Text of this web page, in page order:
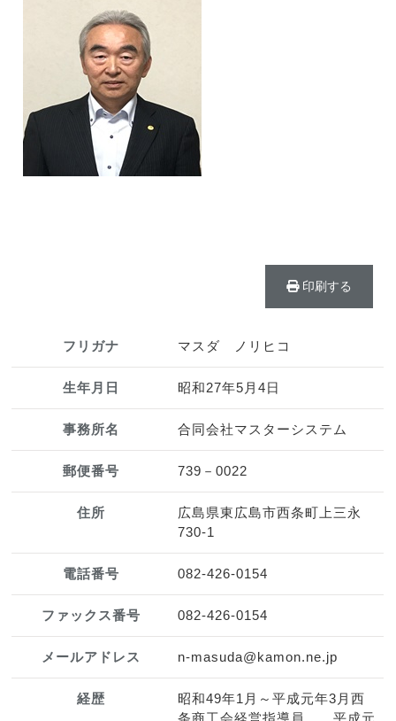
印刷する
フリガナ マスダ ノリヒコ
生年月日 昭和27年5月4日
事務所名 合同会社マスターシステム
郵便番号 739－0022
住所
広島県東広島市西条町上三永
730-1
電話番号 082-426-0154
ファックス番号 082-426-0154
メールアドレス n-masuda@kamon.ne.jp
経歴
昭和49年1月～平成元年3月西